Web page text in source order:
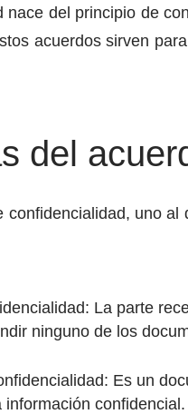
nace del principio de
acuerdos sirven
del
confidencialidad, uno
La parte
ninguno de los
Es un
confidencial.